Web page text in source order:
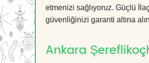
etmenizi sağlıyoruz. Güçlü
güvenliğinizi garanti altına
Ankara